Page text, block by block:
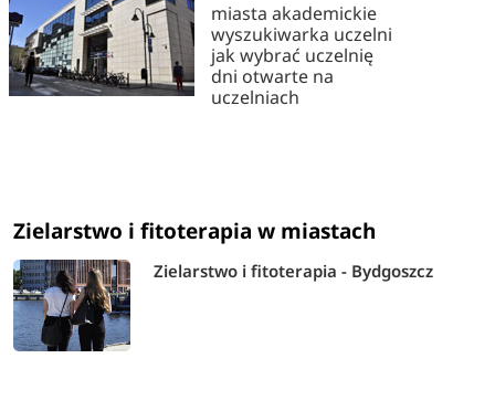
miasta akademickie
wyszukiwarka uczelni
jak wybrać uczelnię
dni otwarte na
uczelniach
Zielarstwo i fitoterapia w miastach
Zielarstwo i fitoterapia - Bydgoszcz